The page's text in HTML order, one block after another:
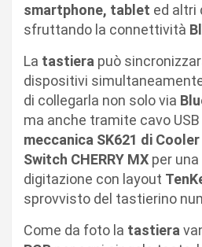
smartphone, tablet ed altri
sfruttando la connettività
La tastiera può
dispositivi
di collegarla non solo via
ma anche tramite cavo USB
meccanica SK621 di
Switch CHERRY MX per
digitazione con layout
sprovvisto del tastierino
Come da foto la tastiera